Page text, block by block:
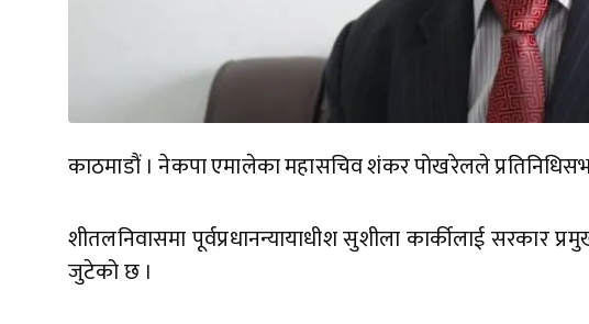
काठमाडौं । नेकपा एमालेका महासचिव शंकर पोखरेलले
शीतलनिवासमा पूर्वप्रधानन्यायाधीश सुशीला कार्कीलाई सरकार
जुटेको छ ।